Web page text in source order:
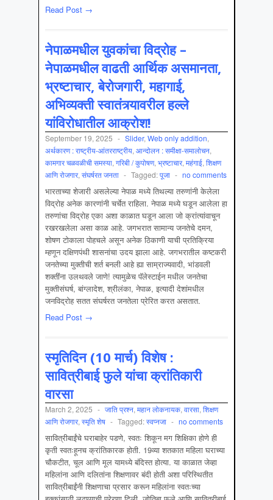
Read Post →
नेपाळमधील युवकांचा विद्रोह –
नेपाळमधील वाढती आर्थिक असमानता,
भ्रष्टाचार, बेरोजगारी, महागाई,
अभिव्यक्ती स्वातंत्र्यावरील हल्ले
यांविरोधातील आक्रोश!
September 19, 2025 - Slider, Web only addition,
अर्थकारण : राष्ट्रीय-आंतरराष्ट्रीय, आन्दोलन : समीक्षा-समालोचन,
कामगार चळवळीची समस्‍या, गरिबी / कुपोषण, भ्रष्टाचार, महंगाई, शिक्षण
आणि रोजगार, संघर्षरत जनता - Tagged:पूजा - no comments
भारताच्या शेजारी असलेल्या नेपाळ मध्ये तिथल्या तरुणांनी केलेला
विद्रोह अनेक कारणांनी चर्चेत राहिला. नेपाळ मध्ये घडून आलेला हा
तरुणांचा विद्रोह एका अशा काळात घडून आला जो क्रांत्यांवाचून
रखरखलेला असा काळ आहे. जगभरात सामान्य जनतेचे दमन,
शोषण टोकाला पोहचले असून अनेक ठिकाणी याची प्रतिक्रिया
म्हणून दक्षिणपंथी शासनांचा उदय झाला आहे. जगभरातील कष्टकरी
जनतेच्या मुक्तीची शर्त बनली आहे ह्या साम्राज्यवादी, भांडवली
शक्तींना उलथवले जाणे! त्यामुळेच पॅलेस्टाईन मधील जनतेचा
मुक्तीसंघर्ष, बांग्लादेश, श्रीलंका, नेपाळ, इत्यादी देशांमधील
जनविद्रोह सतत संघर्षरत जनतेला प्रेरित करत असतात.
Read Post →
स्मृतिदिन (10 मार्च) विशेष :
सावित्रीबाई फुले यांचा क्रांतिकारी
वारसा
March 2, 2025 - जाति प्रश्न, महान लोकनायक, वारसा, शिक्षण
आणि रोजगार, स्‍मृति शेष - Tagged:स्वप्नजा - no comments
सावित्रीबाईंचे घराबाहेर पडणे, स्वतः शिकून मग शिक्षिका होणे ही
कृती स्वतःहूनच क्रांतिकारक होती. 19व्या शतकात महिला घराच्या
चौकटीत, चूल आणि मूल यामध्ये बंदिस्त होत्या. या काळात जेव्हा
महिलांना आणि दलितांना शिक्षणावर बंदी होती अशा परिस्थितीत
सावित्रीबाईंनी शिक्षणाचा प्रसार करून महिलांना स्वतःच्या